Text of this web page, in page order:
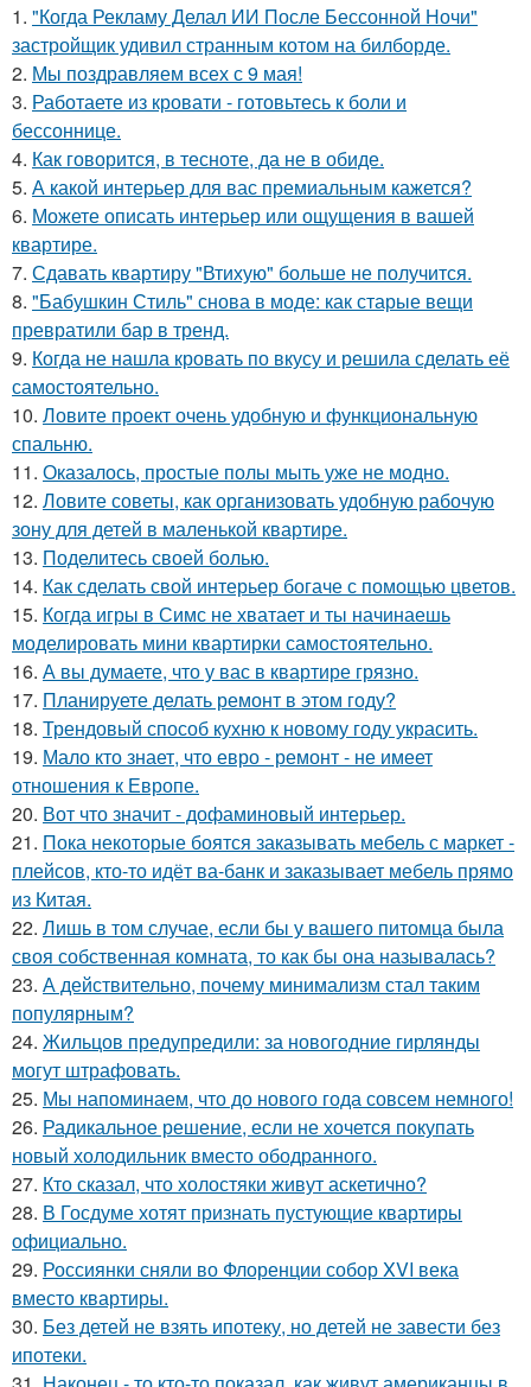
1. "Когда Рекламу Делал ИИ После Бессонной Ночи"
застройщик удивил странным котом на билборде.
2. Мы поздравляем всех с 9 мая!
3. Работаете из кровати - готовьтесь к боли и
бессоннице.
4. Как говорится, в тесноте, да не в обиде.
5. А какой интерьер для вас премиальным кажется?
6. Можете описать интерьер или ощущения в вашей
квартире.
7. Сдавать квартиру "Втихую" больше не получится.
8. "Бабушкин Стиль" снова в моде: как старые вещи
превратили бар в тренд.
9. Когда не нашла кровать по вкусу и решила сделать её
самостоятельно.
10. Ловите проект очень удобную и функциональную
спальню.
11. Оказалось, простые полы мыть уже не модно.
12. Ловите советы, как организовать удобную рабочую
зону для детей в маленькой квартире.
13. Поделитесь своей болью.
14. Как сделать свой интерьер богаче с помощью цветов.
15. Когда игры в Симс не хватает и ты начинаешь
моделировать мини квартирки самостоятельно.
16. А вы думаете, что у вас в квартире грязно.
17. Планируете делать ремонт в этом году?
18. Трендовый способ кухню к новому году украсить.
19. Мало кто знает, что евро - ремонт - не имеет
отношения к Европе.
20. Вот что значит - дофаминовый интерьер.
21. Пока некоторые боятся заказывать мебель с маркет -
плейсов, кто-то идёт ва-банк и заказывает мебель прямо
из Китая.
22. Лишь в том случае, если бы у вашего питомца была
своя собственная комната, то как бы она называлась?
23. А действительно, почему минимализм стал таким
популярным?
24. Жильцов предупредили: за новогодние гирлянды
могут штрафовать.
25. Мы напоминаем, что до нового года совсем немного!
26. Радикальное решение, если не хочется покупать
новый холодильник вместо ободранного.
27. Кто сказал, что холостяки живут аскетично?
28. В Госдуме хотят признать пустующие квартиры
официально.
29. Россиянки сняли во Флоренции собор XVI века
вместо квартиры.
30. Без детей не взять ипотеку, но детей не завести без
ипотеки.